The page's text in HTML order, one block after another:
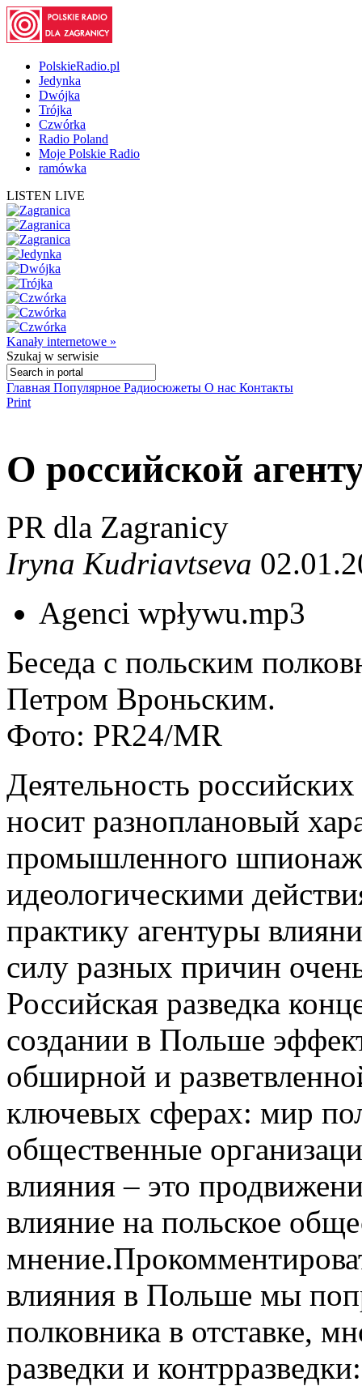
PolskieRadio.pl
Jedynka
Dwójka
Trójka
Czwórka
Radio Poland
Moje Polskie Radio
ramówka
LISTEN LIVE
Kanały internetowe »
Szukaj w serwisie
Главная Популярное Радиосюжеты О нас Контакты
Print
О российской
PR dla Zagranicy
Iryna Kudriavtseva
Agenci wpływu.mp3
Беседа с польским
Петром Вроньским.
Фото: PR24/MR
Деятельность
носит разноплановый
промышленного
идеологическими
практику агентуры
силу разных причин
Российская разведка
создании в Польше
обширной и
ключевых сферах: мир
общественные
влияния – это
влияние на польское
влияния в Польше мы
полковника в отставке,
разведки и контрразведки: